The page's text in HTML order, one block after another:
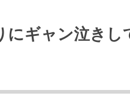
にギャン泣きし